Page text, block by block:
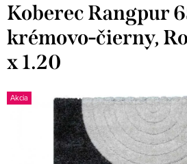
Koberec Rangpur
krémovo-čierny,
x 1.20
Akcia